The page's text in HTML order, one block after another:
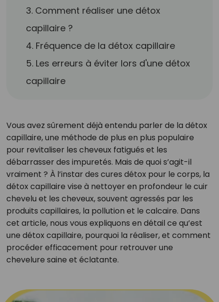
3. Comment réaliser une détox
capillaire ?
4. Fréquence de la détox capillaire
5. Les erreurs à éviter lors d'une détox
capillaire
Vous avez sûrement déjà entendu parler de la détox
capillaire, une méthode de plus en plus populaire
pour revitaliser les cheveux fatigués et les
débarrasser des impuretés. Mais de quoi s’agit-il
vraiment ? À l’instar des cures détox pour le corps, la
détox capillaire vise à nettoyer en profondeur le cuir
chevelu et les cheveux, souvent agressés par les
produits capillaires, la pollution et le calcaire. Dans
cet article, nous vous expliquons en détail ce qu’est
une détox capillaire, pourquoi la réaliser, et comment
procéder efficacement pour retrouver une
chevelure saine et éclatante.